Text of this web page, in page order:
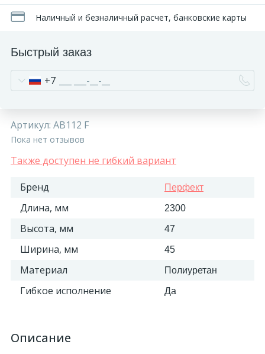
Наличный и безналичный расчет, банковские карты
Быстрый заказ
+7
Артикул: AB112 F
Пока нет отзывов
Также доступен не гибкий вариант
Бренд Перфект
Длина, мм 2300
Высота, мм 47
Ширина, мм 45
Материал Полиуретан
Гибкое исполнение Да
Описание